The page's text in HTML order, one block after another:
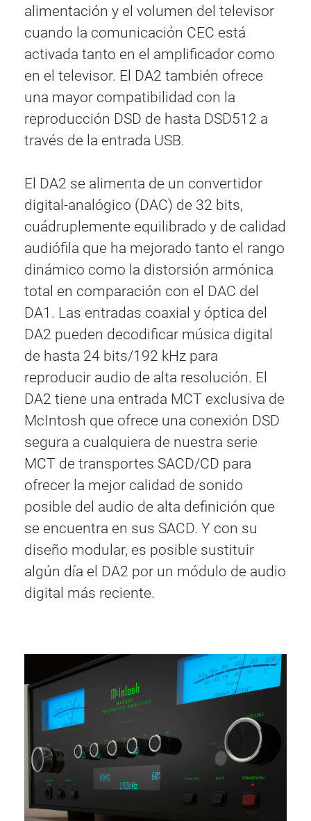
alimentación y el volumen del televisor
cuando la comunicación CEC está
activada tanto en el amplificador como
en el televisor. El DA2 también ofrece
una mayor compatibilidad con la
reproducción DSD de hasta DSD512 a
través de la entrada USB.
El DA2 se alimenta de un convertidor
digital-analógico (DAC) de 32 bits,
cuádruplemente equilibrado y de calidad
audiófila que ha mejorado tanto el rango
dinámico como la distorsión armónica
total en comparación con el DAC del
DA1. Las entradas coaxial y óptica del
DA2 pueden decodificar música digital
de hasta 24 bits/192 kHz para
reproducir audio de alta resolución. El
DA2 tiene una entrada MCT exclusiva de
McIntosh que ofrece una conexión DSD
segura a cualquiera de nuestra serie
MCT de transportes SACD/CD para
ofrecer la mejor calidad de sonido
posible del audio de alta definición que
se encuentra en sus SACD. Y con su
diseño modular, es posible sustituir
algún día el DA2 por un módulo de audio
digital más reciente.